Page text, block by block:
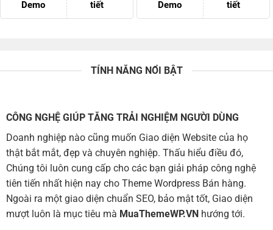
Demo
tiết
Demo
tiết
TÍNH NĂNG NỔI BẬT
CÔNG NGHỆ GIÚP TĂNG TRẢI NGHIỆM NGƯỜI DÙNG
Doanh nghiệp nào cũng muốn Giao diện Website của họ
thật bắt mắt, đẹp và chuyên nghiệp. Thấu hiểu điều đó,
Chúng tôi luôn cung cấp cho các bạn giải pháp công nghệ
tiên tiến nhất hiện nay cho Theme Wordpress Bán hàng.
Ngoài ra một giao diện chuẩn SEO, bảo mật tốt, Giao diện
mượt luôn là mục tiêu mà MuaThemeWP.VN hướng tới.